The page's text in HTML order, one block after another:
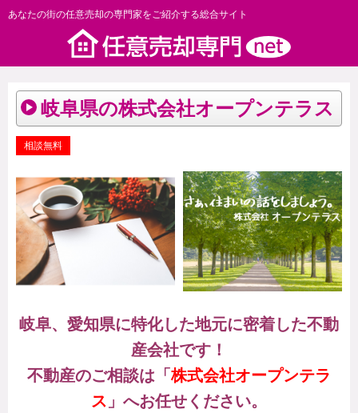
あなたの街の任意売却の専門家をご紹介する総合サイト
岐阜県の株式会社オープンテラス
相談無料
岐阜、愛知県に特化した地元に密着した不動
産会社です！
不動産のご相談は「株式会社オープンテラ
ス 」へお任せください。